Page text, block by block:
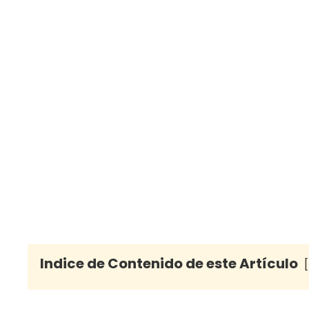
Indice de Contenido de este Artículo